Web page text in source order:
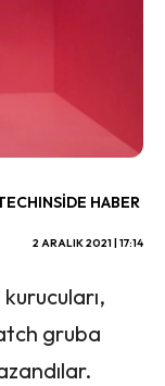
HABER
2 ARALIK 2021 | 17:14
gruba